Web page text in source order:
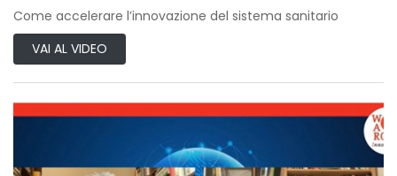
Come accelerare l’innovazione del sistema sanitario
VAI AL VIDEO